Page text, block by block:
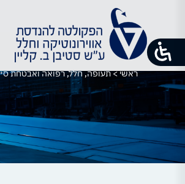
ראשי>תעופה, חלל, רפואה ואבטחת סייבר בכנס